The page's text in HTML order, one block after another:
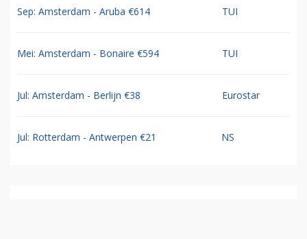
Sep: Amsterdam - Aruba €614 TUI
Mei: Amsterdam - Bonaire €594 TUI
Jul: Amsterdam - Berlijn €38 Eurostar
Jul: Rotterdam - Antwerpen €21 NS